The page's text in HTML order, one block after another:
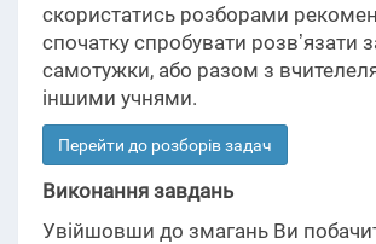
скористатись розборами
спочатку спробувати розвʼязати
самотужки, або разом з
іншими учнями.
Перейти до розборів задач
Виконання завдань
Увійшовши до змагань Ви